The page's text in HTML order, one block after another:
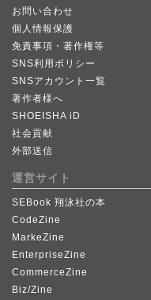
お問い合わせ
個人情報保護
免責事項・著作権等
SNS利用ポリシー
SNSアカウント一覧
著作者様へ
SHOEISHA iD
社会貢献
外部送信
運営サイト
SEBook 翔泳社の本
CodeZine
MarkeZine
EnterpriseZine
CommerceZine
Biz/Zine